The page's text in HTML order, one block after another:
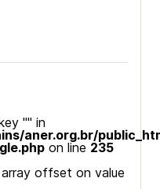
"" in
aner.org.br/
on line 235
offset on value